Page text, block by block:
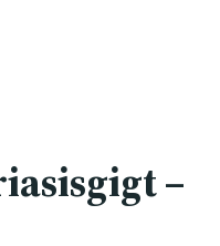
–